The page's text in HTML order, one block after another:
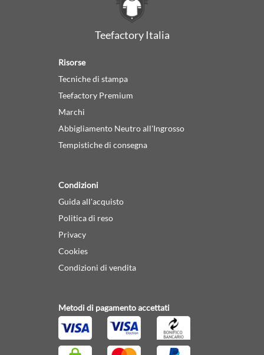
Teefactory Italia
Risorse
Tecniche di stampa
Teefactory Premium
Marchi
Abbigliamento Neutro all'Ingrosso
Tempistiche di consegna
Condizioni
Guida all'acquisto
Politica di reso
Privacy
Cookies
Condizioni di vendita
Metodi di pagamento accettati